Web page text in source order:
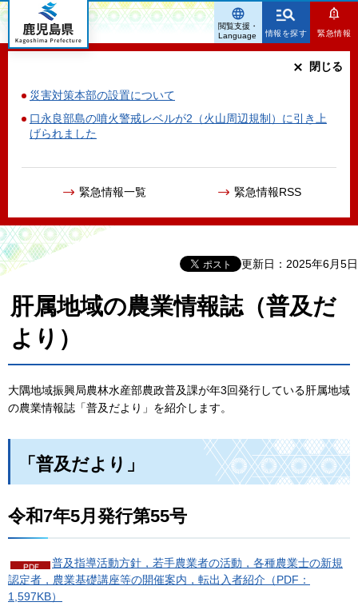
鹿児島県
情報を探す 緊急情報
災害対策本部の設置について
口永良部島の噴火警戒レベルが2（火山周辺規制）に引き上
げられました
緊急情報一覧 緊急情報RSS
閉じる
閲覧支援・
Language
更新日：2025年6月5日
肝属地域の農業情報誌（普及だ
より）
大隅地域振興局農林水産部農政普及課が年3回発行している肝属地域
の農業情報誌「普及だより」を紹介します。
「普及だより」
令和7年5月発行第55号
普及指導活動方針，若手農業者の活動，各種農業士の新規
認定者，農業基礎講座等の開催案内，転出入者紹介（PDF：
1,597KB）